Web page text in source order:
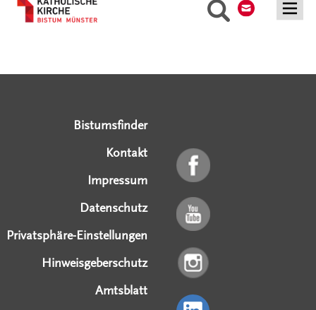
Suche
Bistumsfinder
Kontakt
Impressum
Datenschutz
Privatsphäre-Einstellungen
Hinweisgeberschutz
Amtsblatt